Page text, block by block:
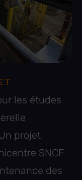
les études
projet
SNCF
des